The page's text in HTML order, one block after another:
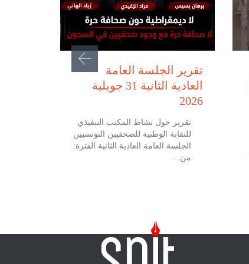
تقرير الجلسة العامة
العادية الثانية 31 جويلية
2026
تقرير حول نشاط المكتب التنفيذي
للنقابة الوطنية للصحفيين التونسيين
الجلسة العامة العادية الثانية الفترة:
من…